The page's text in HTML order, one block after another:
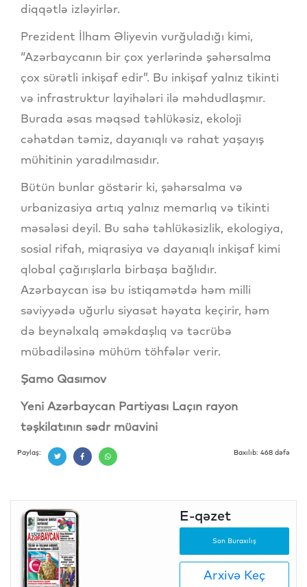
diqqətlə izləyirlər.
Prezident İlham Əliyevin vurğuladığı kimi,
“Azərbaycanın bir çox yerlərində şəhərsalma
çox sürətli inkişaf edir”. Bu inkişaf yalnız tikinti
və infrastruktur layihələri ilə məhdudlaşmır.
Burada əsas məqsəd təhlükəsiz, ekoloji
cəhətdən təmiz, dayanıqlı və rahat yaşayış
mühitinin yaradılmasıdır.
Bütün bunlar göstərir ki, şəhərsalma və
urbanizasiya artıq yalnız memarlıq və tikinti
məsələsi deyil. Bu sahə təhlükəsizlik, ekologiya,
sosial rifah, miqrasiya və dayanıqlı inkişaf kimi
qlobal çağırışlarla birbaşa bağlıdır.
Azərbaycan isə bu istiqamətdə həm milli
səviyyədə uğurlu siyasət həyata keçirir, həm
də beynəlxalq əməkdaşlıq və təcrübə
mübadiləsinə mühüm töhfələr verir.
Şamo Qasımov
Yeni Azərbaycan Partiyası Laçın rayon
təşkilatının sədr müavini
Paylaş: Baxılıb: 468 dəfə
E-qəzet
Son Buraxılış
Arxivə Keç